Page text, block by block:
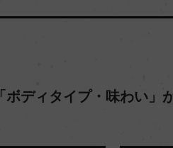
「ボディタイプ・味わい」